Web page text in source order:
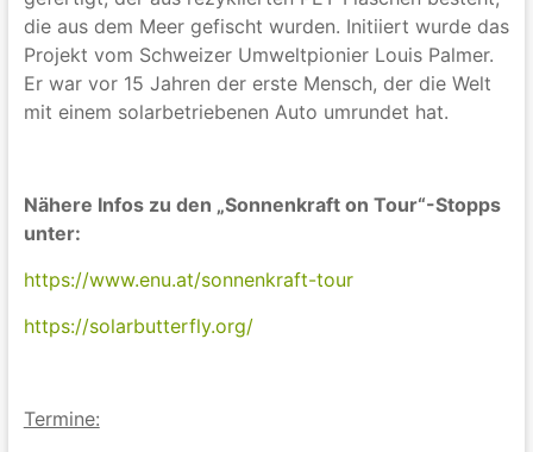
die aus dem Meer gefischt wurden. Initiiert wurde das
Projekt vom Schweizer Umweltpionier Louis Palmer.
Er war vor 15 Jahren der erste Mensch, der die Welt
mit einem solarbetriebenen Auto umrundet hat.
Nähere Infos zu den „Sonnenkraft on Tour“-Stopps
unter:
https://www.enu.at/sonnenkraft-tour
https://solarbutterfly.org/
Termine: